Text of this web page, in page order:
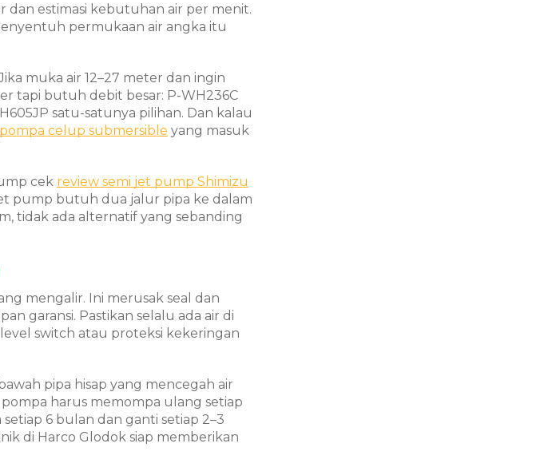
dan estimasi kebutuhan air per menit.
permukaan air angka itu
muka air 12–27 meter dan ingin
tapi butuh debit besar: P-WH236C
satu-satunya pilihan. Dan kalau
pompa celup submersible yang masuk
cek review semi jet pump Shimizu
pump butuh dua jalur pipa ke dalam
tidak ada alternatif yang sebanding
mengalir. Ini merusak seal dan
garansi. Pastikan selalu ada air di
switch atau proteksi kekeringan
pipa hisap yang mencegah air
harus memompa ulang setiap
6 bulan dan ganti setiap 2–3
di Harco Glodok siap memberikan